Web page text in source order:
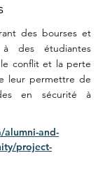
des bourses et
des étudiantes
conflit et la perte
leur permettre de
en sécurité à
alumni-and-
project-